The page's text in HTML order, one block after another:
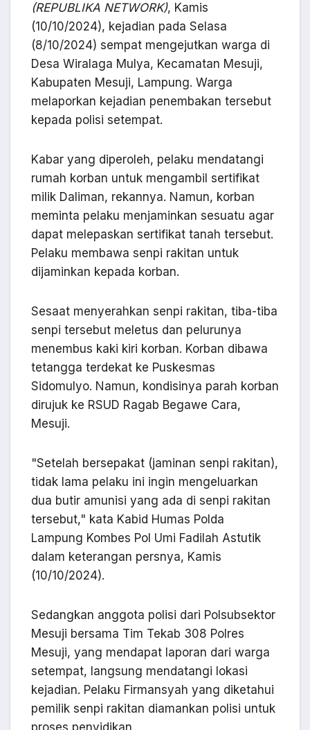
(REPUBLIKA NETWORK), Kamis
(10/10/2024), kejadian pada Selasa
(8/10/2024) sempat mengejutkan warga di
Desa Wiralaga Mulya, Kecamatan Mesuji,
Kabupaten Mesuji, Lampung. Warga
melaporkan kejadian penembakan tersebut
kepada polisi setempat.
Kabar yang diperoleh, pelaku mendatangi
rumah korban untuk mengambil sertifikat
milik Daliman, rekannya. Namun, korban
meminta pelaku menjaminkan sesuatu agar
dapat melepaskan sertifikat tanah tersebut.
Pelaku membawa senpi rakitan untuk
dijaminkan kepada korban.
Sesaat menyerahkan senpi rakitan, tiba-tiba
senpi tersebut meletus dan pelurunya
menembus kaki kiri korban. Korban dibawa
tetangga terdekat ke Puskesmas
Sidomulyo. Namun, kondisinya parah korban
dirujuk ke RSUD Ragab Begawe Cara,
Mesuji.
"Setelah bersepakat (jaminan senpi rakitan),
tidak lama pelaku ini ingin mengeluarkan
dua butir amunisi yang ada di senpi rakitan
tersebut," kata Kabid Humas Polda
Lampung Kombes Pol Umi Fadilah Astutik
dalam keterangan persnya, Kamis
(10/10/2024).
Sedangkan anggota polisi dari Polsubsektor
Mesuji bersama Tim Tekab 308 Polres
Mesuji, yang mendapat laporan dari warga
setempat, langsung mendatangi lokasi
kejadian. Pelaku Firmansyah yang diketahui
pemilik senpi rakitan diamankan polisi untuk